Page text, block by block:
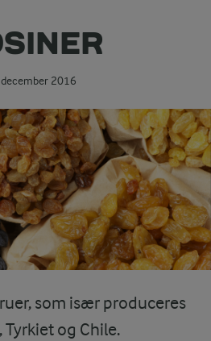
2016
som især produceres
Tyrkiet og Chile.